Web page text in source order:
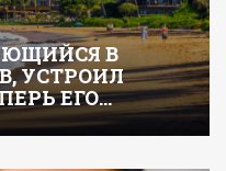
В
УСТРОИЛ
ЕГО…